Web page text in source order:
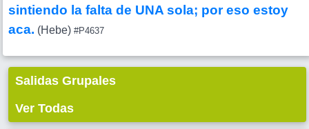
sintiendo la falta de UNA sola; por eso estoy
aca. (Hebe) #P4637
Salidas Grupales
Ver Todas